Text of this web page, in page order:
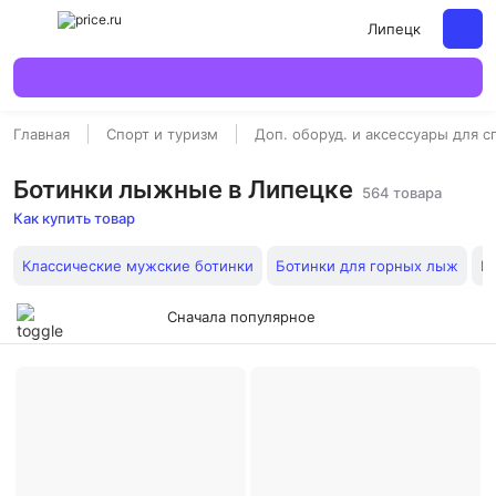
Липецк
Главная Спорт и туризм Доп. оборуд. и аксессуары для
Ботинки лыжные в Липецке
564 товара
Как купить товар
Классические мужские ботинки Ботинки для горных лыж
Сначала популярное